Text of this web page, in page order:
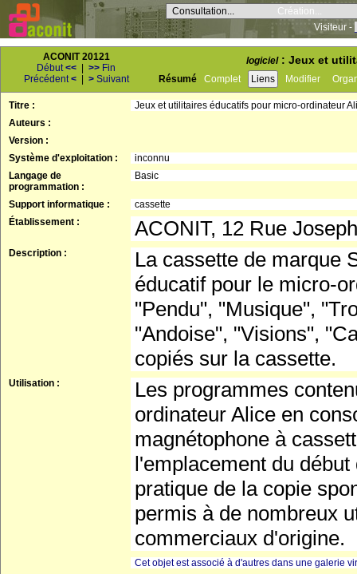
Consultation...
Création...
Visiteur -
ACONIT 20121
Début<< >> Fin
Précédent< > Suivant
logiciel: Jeux et
Résumé Complet Liens Modifier
Titre :
Jeux et utilitaires éducatifs pour micro-ordinateur
Auteurs :
Version :
Système d'exploitation :
inconnu
Langage de
programmation :
Basic
Support informatique :
cassette
Établissement :
ACONIT, 12 Rue
Description :
La cassette de marque
éducatif pour le micro-
"Pendu", "Musique",
"Andoise", "Visions",
copiés sur la cassette.
Utilisation :
Les programmes
ordinateur Alice en
magnétophone à
l'emplacement du
pratique de la copie
permis à de nombreux
commerciaux d'origine.
Cet objet est associé à d'autres dans une galerie